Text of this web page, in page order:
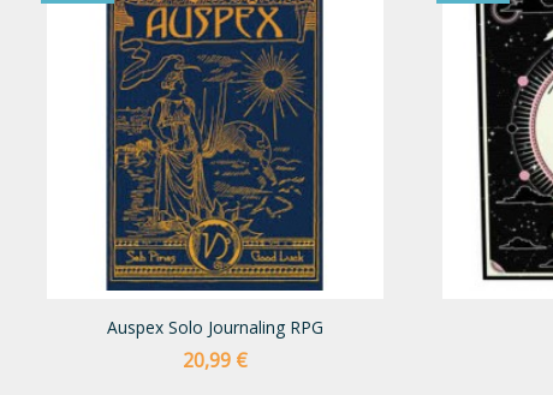
Auspex Solo Journaling RPG
Preço
20,99 €